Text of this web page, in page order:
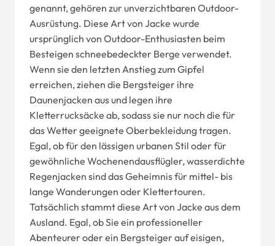
genannt, gehören zur unverzichtbaren Outdoor-
Ausrüstung. Diese Art von Jacke wurde
ursprünglich von Outdoor-Enthusiasten beim
Besteigen schneebedeckter Berge verwendet.
Wenn sie den letzten Anstieg zum Gipfel
erreichen, ziehen die Bergsteiger ihre
Daunenjacken aus und legen ihre
Kletterrucksäcke ab, sodass sie nur noch die für
das Wetter geeignete Oberbekleidung tragen.
Egal, ob für den lässigen urbanen Stil oder für
gewöhnliche Wochenendausflügler, wasserdichte
Regenjacken sind das Geheimnis für mittel- bis
lange Wanderungen oder Klettertouren.
Tatsächlich stammt diese Art von Jacke aus dem
Ausland. Egal, ob Sie ein professioneller
Abenteurer oder ein Bergsteiger auf eisigen,